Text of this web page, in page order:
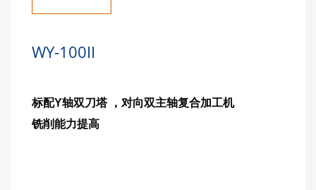
WY-100II
标配Y轴双刀塔 ，对向双主轴复合加工机
铣削能力提高